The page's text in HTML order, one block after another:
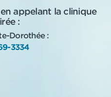
appelant la clinique
:
Dorothée :
3334